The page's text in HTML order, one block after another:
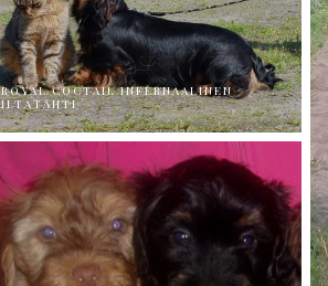
ROYAL COCTAIL INFERNAALINEN
ILTATÄHTI